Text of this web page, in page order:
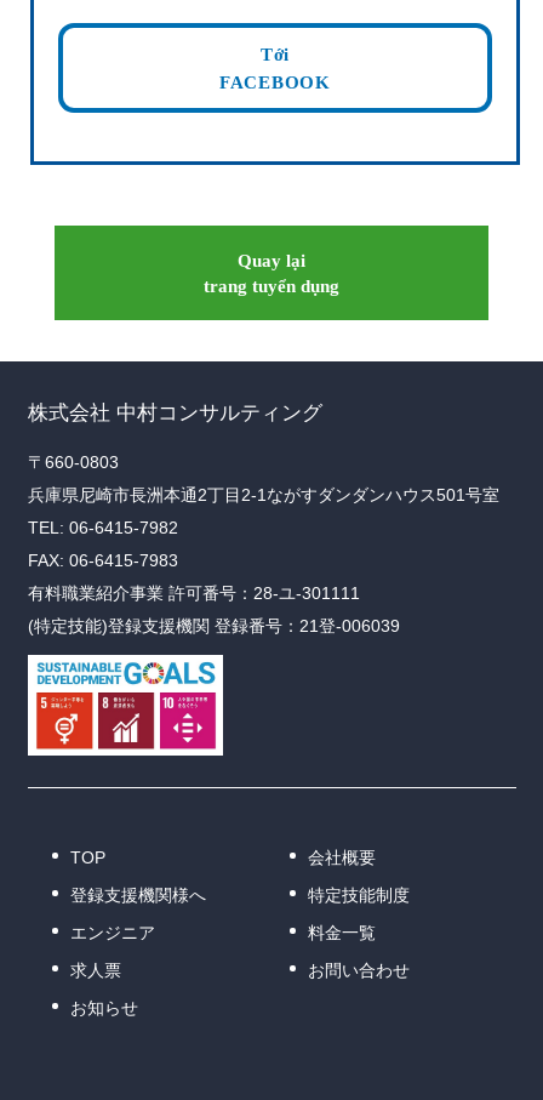
Tới
FACEBOOK
Quay lại
trang tuyển dụng
株式会社 中村コンサルティング
〒660-0803
兵庫県尼崎市長洲本通2丁目2-1ながすダンダンハウス501号室
TEL: 06-6415-7982
FAX: 06-6415-7983
有料職業紹介事業 許可番号：28-ユ-301111
(特定技能)登録支援機関 登録番号：21登-006039
TOP 会社概要
登録支援機関様へ 特定技能制度
エンジニア 料金一覧
求人票 お問い合わせ
お知らせ